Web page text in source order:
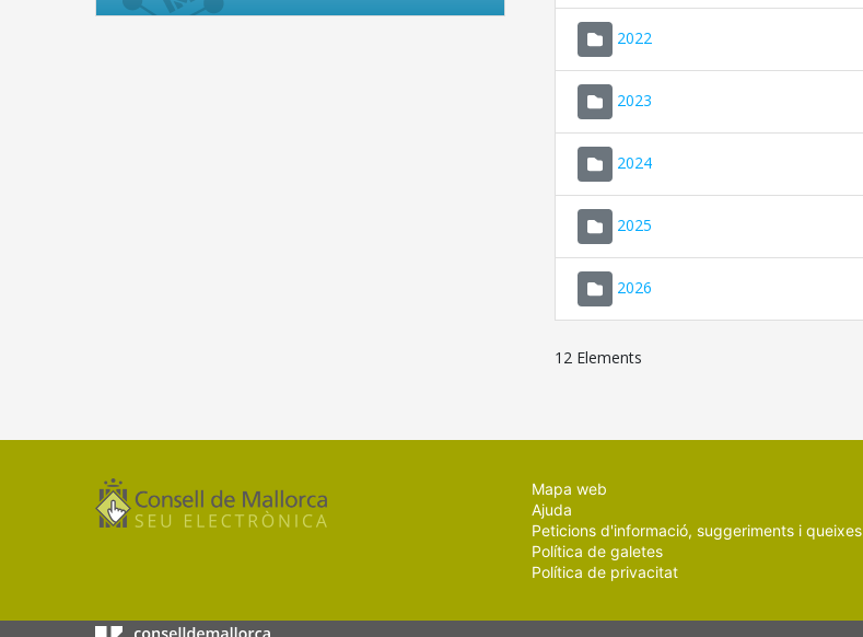
2022
2023
2024
2025
2026
12 Elements
Mapa web
Ajuda
Peticions d'informació, suggeriments i queixes
Política de galetes
Política de privacitat